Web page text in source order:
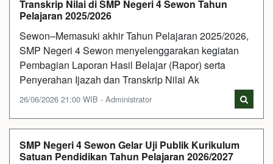
Transkrip Nilai di SMP Negeri 4 Sewon Tahun
Pelajaran 2025/2026
Sewon–Memasuki akhir Tahun Pelajaran 2025/2026,
SMP Negeri 4 Sewon menyelenggarakan kegiatan
Pembagian Laporan Hasil Belajar (Rapor) serta
Penyerahan Ijazah dan Transkrip Nilai Ak
26/06/2026 21:00 WIB - Administrator
SMP Negeri 4 Sewon Gelar Uji Publik Kurikulum
Satuan Pendidikan Tahun Pelajaran 2026/2027